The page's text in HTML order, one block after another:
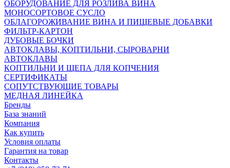
ОБОРУДОВАНИЕ ДЛЯ РОЗЛИВА ВИНА
МОНОСОРТОВОЕ СУСЛО
ОБЛАГОРОЖИВАНИЕ ВИНА И ПИЩЕВЫЕ ДОБАВКИ
ФИЛЬТР-КАРТОН
ДУБОВЫЕ БОЧКИ
АВТОКЛАВЫ, КОПТИЛЬНИ, СЫРОВАРНИ
АВТОКЛАВЫ
КОПТИЛЬНИ И ЩЕПА ДЛЯ КОПЧЕНИЯ
СЕРТИФИКАТЫ
СОПУТСТВУЮЩИЕ ТОВАРЫ
МЕДНАЯ ЛИНЕЙКА
Бренды
База знаний
Компания
Как купить
Условия оплаты
Гарантия на товар
Контакты